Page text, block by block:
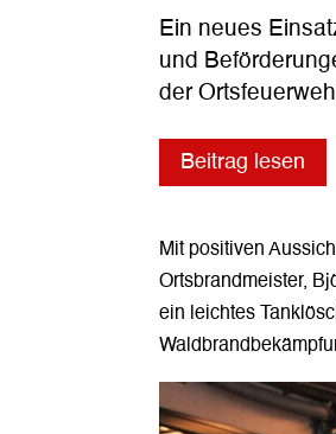
Ein neues
und
der
Beitrag lesen
Mit positiven
Ortsbrandmeister,
ein leichtes